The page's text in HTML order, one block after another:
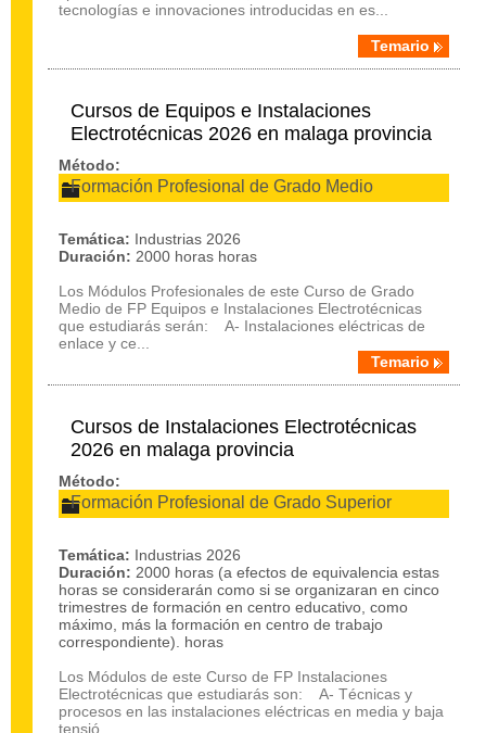
tecnologías e innovaciones introducidas en es...
Temario
Cursos de Equipos e Instalaciones
Electrotécnicas 2026 en malaga provincia
Método:
Formación Profesional de Grado Medio
Temática: Industrias 2026
Duración: 2000 horas horas
Los Módulos Profesionales de este Curso de Grado
Medio de FP Equipos e Instalaciones Electrotécnicas
que estudiarás serán: A- Instalaciones eléctricas de
enlace y ce...
Temario
Cursos de Instalaciones Electrotécnicas
2026 en malaga provincia
Método:
Formación Profesional de Grado Superior
Temática: Industrias 2026
Duración: 2000 horas (a efectos de equivalencia estas
horas se considerarán como si se organizaran en cinco
trimestres de formación en centro educativo, como
máximo, más la formación en centro de trabajo
correspondiente). horas
Los Módulos de este Curso de FP Instalaciones
Electrotécnicas que estudiarás son: A- Técnicas y
procesos en las instalaciones eléctricas en media y baja
tensió...